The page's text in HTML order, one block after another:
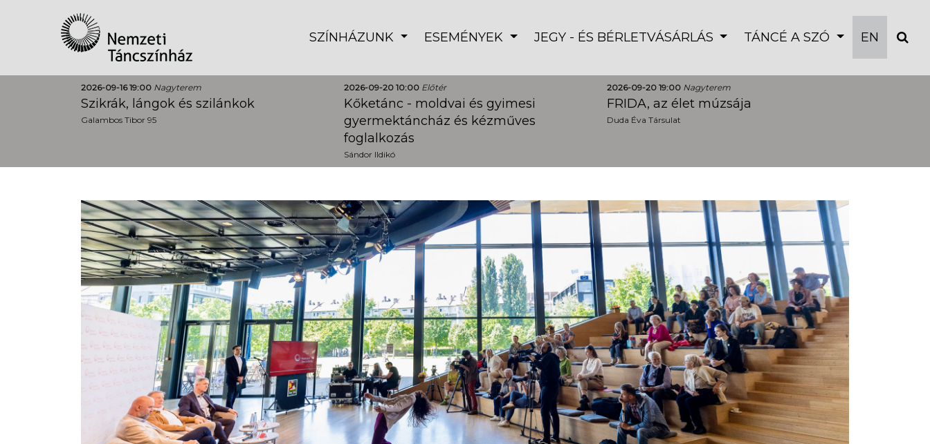
SZÍNHÁZUNK ESEMÉNYEK JEGY - ÉS BÉRLETVÁSÁRLÁS TÁNCÉ A SZÓ EN
2026-09-16 19:00 Nagyterem
Szikrák, lángok és szilánkok
Galambos Tibor 95
2026-09-20 10:00 Előtér
Kőketánc - moldvai és gyimesi
gyermektáncház és kézműves
foglalkozás
Sándor Ildikó
2026-09-20 19:00 Nagyterem
FRIDA, az élet múzsája
Duda Éva Társulat